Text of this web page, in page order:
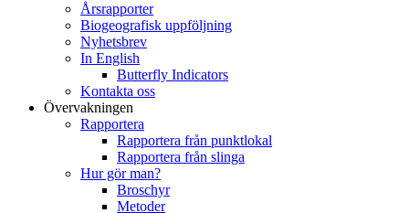
Årsrapporter
Biogeografisk uppföljning
Nyhetsbrev
In English
Butterfly Indicators
Kontakta oss
Övervakningen
Rapportera
Rapportera från punktlokal
Rapportera från slinga
Hur gör man?
Broschyr
Metoder